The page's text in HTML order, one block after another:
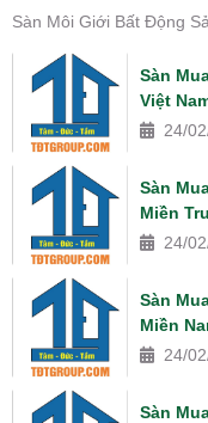
Sàn Môi Giới Bất Động
Sàn
Việt
24/
Sàn
Miền
24/
Sàn
Miền
24/
Sàn